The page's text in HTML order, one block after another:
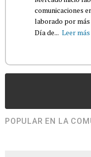
comunicaciones
laborado por más
Día de... Leer más
POPULAR EN LA